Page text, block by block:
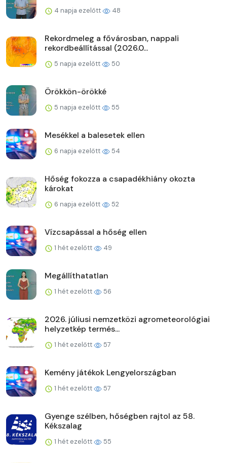
4 napja ezelőtt 48
Rekordmeleg a fővárosban, nappali
rekordbeállítással (2026.0...
5 napja ezelőtt 50
Örökkön-örökké
5 napja ezelőtt 55
Mesékkel a balesetek ellen
6 napja ezelőtt 54
Hőség fokozza a csapadékhiány okozta
károkat
6 napja ezelőtt 52
Vízcsapással a hőség ellen
1 hét ezelőtt 49
Megállíthatatlan
1 hét ezelőtt 56
2026. júliusi nemzetközi agrometeorológiai
helyzetkép termés...
1 hét ezelőtt 57
Kemény játékok Lengyelországban
1 hét ezelőtt 57
Gyenge szélben, hőségben rajtol az 58.
Kékszalag
1 hét ezelőtt 55